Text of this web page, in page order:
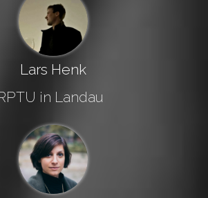
Lars Henk
in Landau